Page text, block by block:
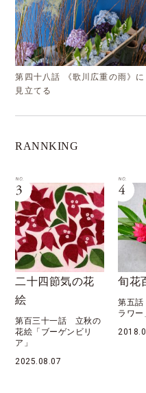
第四十八話 《歌川広重の雨》に
見立てる
RANNKING
二十四節気の花
絵
第百三十一話 立秋の
花絵「ブーゲンビリ
ア」
2025.08.07
旬花
第五話
ラワー